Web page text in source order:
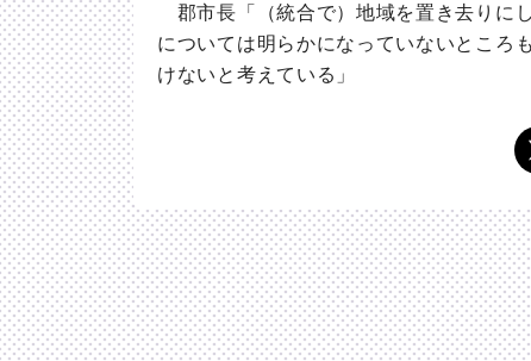
郡市長「（統合で）地域を置き去りに
については明らかになっていないところ
けないと考えている」